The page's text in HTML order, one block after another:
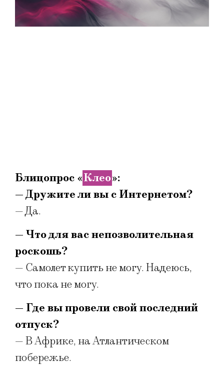
Блицопрос «Клео»:
— Дружите ли вы с Интернетом?
— Да.
— Что для вас непозволительная
роскошь?
— Самолет купить не могу. Надеюсь,
что пока не могу.
— Где вы провели свой последний
отпуск?
— В Африке, на Атлантическом
побережье.